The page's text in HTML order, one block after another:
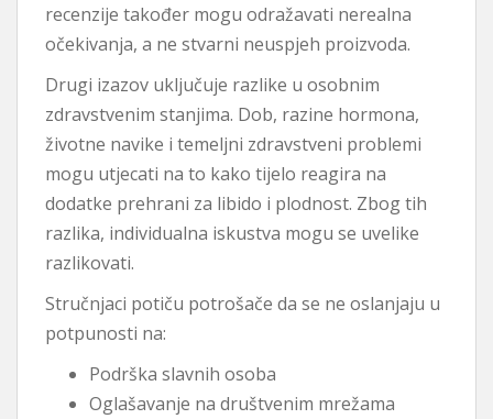
recenzije također mogu odražavati nerealna
očekivanja, a ne stvarni neuspjeh proizvoda.
Drugi izazov uključuje razlike u osobnim
zdravstvenim stanjima. Dob, razine hormona,
životne navike i temeljni zdravstveni problemi
mogu utjecati na to kako tijelo reagira na
dodatke prehrani za libido i plodnost. Zbog tih
razlika, individualna iskustva mogu se uvelike
razlikovati.
Stručnjaci potiču potrošače da se ne oslanjaju u
potpunosti na:
Podrška slavnih osoba
Oglašavanje na društvenim mrežama